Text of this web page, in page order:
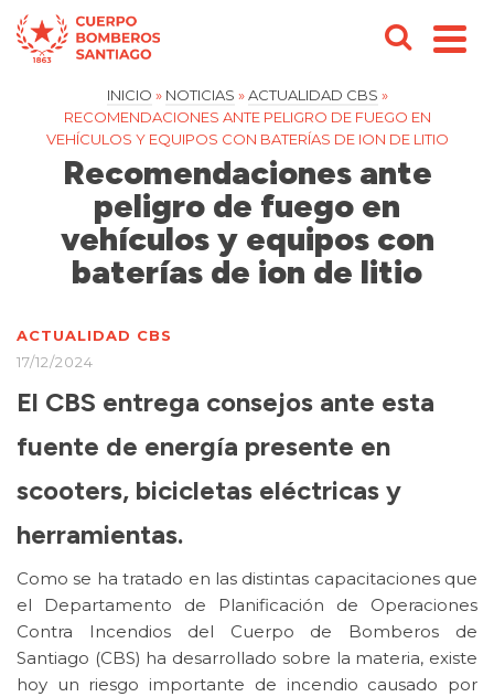
INICIO » NOTICIAS » ACTUALIDAD CBS »
RECOMENDACIONES ANTE PELIGRO DE FUEGO EN
VEHÍCULOS Y EQUIPOS CON BATERÍAS DE ION DE LITIO
Recomendaciones ante
peligro de fuego en
vehículos y equipos con
baterías de ion de litio
ACTUALIDAD CBS
17/12/2024
El CBS entrega consejos ante esta
fuente de energía presente en
scooters, bicicletas eléctricas y
herramientas.
Como se ha tratado en las distintas capacitaciones que
el Departamento de Planificación de Operaciones
Contra Incendios del Cuerpo de Bomberos de
Santiago (CBS) ha desarrollado sobre la materia, existe
hoy un riesgo importante de incendio causado por